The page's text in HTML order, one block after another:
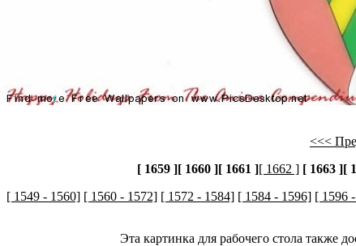
<<<
[ 1659 ][ 1660 ][ 1661 ][ 1662 ] [ 1663 ][
[ 1549 - 1560] [ 1560 - 1572] [ 1572 - 1584] [ 1584 - 1596] [ 1596
Эта картинка для рабочего стола также